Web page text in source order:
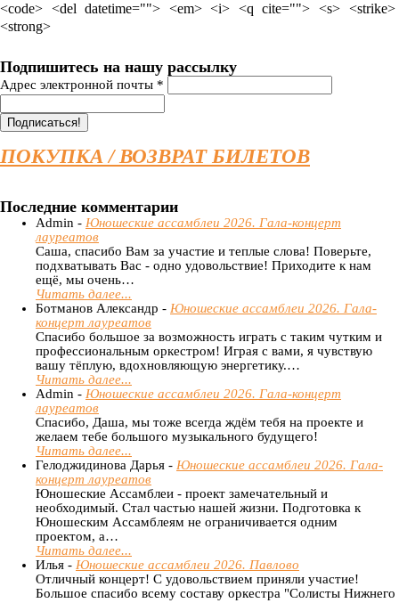
<code> <del datetime=""> <em> <i> <q cite=""> <s> <strike>
<strong>
Подпишитесь на нашу рассылку
Адрес электронной почты *
ПОКУПКА / ВОЗВРАТ БИЛЕТОВ
Последние комментарии
Admin - Юношеские ассамблеи 2026. Гала-концерт
лауреатов
Саша, спасибо Вам за участие и теплые слова! Поверьте,
подхватывать Вас - одно удовольствие! Приходите к нам
ещё, мы очень…
Читать далее...
Ботманов Александр - Юношеские ассамблеи 2026. Гала-
концерт лауреатов
Спасибо большое за возможность играть с таким чутким и
профессиональным оркестром! Играя с вами, я чувствую
вашу тёплую, вдохновляющую энергетику.…
Читать далее...
Admin - Юношеские ассамблеи 2026. Гала-концерт
лауреатов
Спасибо, Даша, мы тоже всегда ждём тебя на проекте и
желаем тебе большого музыкального будущего!
Читать далее...
Гелоджидинова Дарья - Юношеские ассамблеи 2026. Гала-
концерт лауреатов
Юношеские Ассамблеи - проект замечательный и
необходимый. Стал частью нашей жизни. Подготовка к
Юношеским Ассамблеям не ограничивается одним
проектом, а…
Читать далее...
Илья - Юношеские ассамблеи 2026. Павлово
Отличный концерт! С удовольствием приняли участие!
Большое спасибо всему составу оркестра "Солисты Нижнего